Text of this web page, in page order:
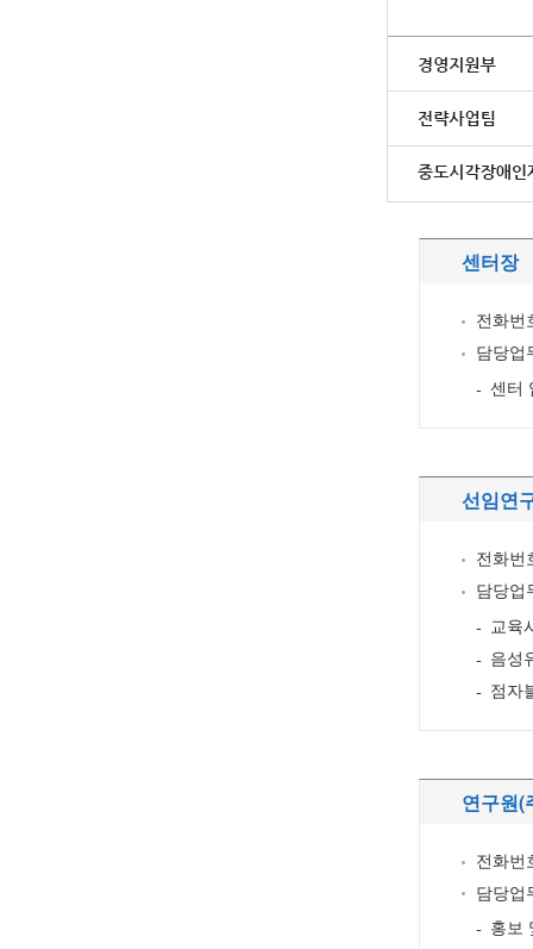
센터장
전화번
담당업
센터
선임연
전화번
담당업
교육
음성
점자
연구원(
전화번
담당업
홍보